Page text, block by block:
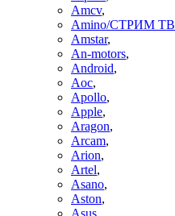
Amcv,
Amino/СТРИМ ТВ
Amstar,
An-motors,
Android,
Aoc,
Apollo,
Apple,
Aragon,
Arcam,
Arion,
Artel,
Asano,
Aston,
Asus,